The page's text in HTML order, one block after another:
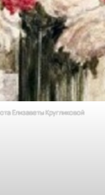
Елизаветы Кругликовой